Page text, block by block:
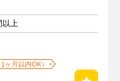
以上
ヶ月以内OK）